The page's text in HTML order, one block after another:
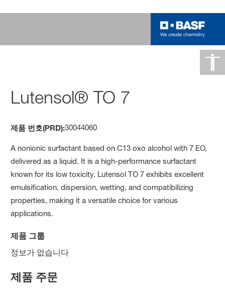
Lutensol® TO 7
제품 번호(PRD):30044060
A nonionic surfactant based on C13 oxo alcohol with 7 EO,
delivered as a liquid. It is a high-performance surfactant
known for its low toxicity. Lutensol TO 7 exhibits excellent
emulsification, dispersion, wetting, and compatibilizing
properties, making it a versatile choice for various
applications.
제품 그룹
정보가 없습니다
제품 주문